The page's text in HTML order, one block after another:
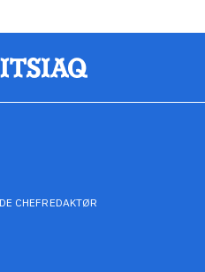
CHEFREDAKTØR